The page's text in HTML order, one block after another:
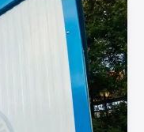
الشيخ:
جاهزة
وحسب
الطلب
للمزارع
والمصانع
والمشروعات
الساحلية